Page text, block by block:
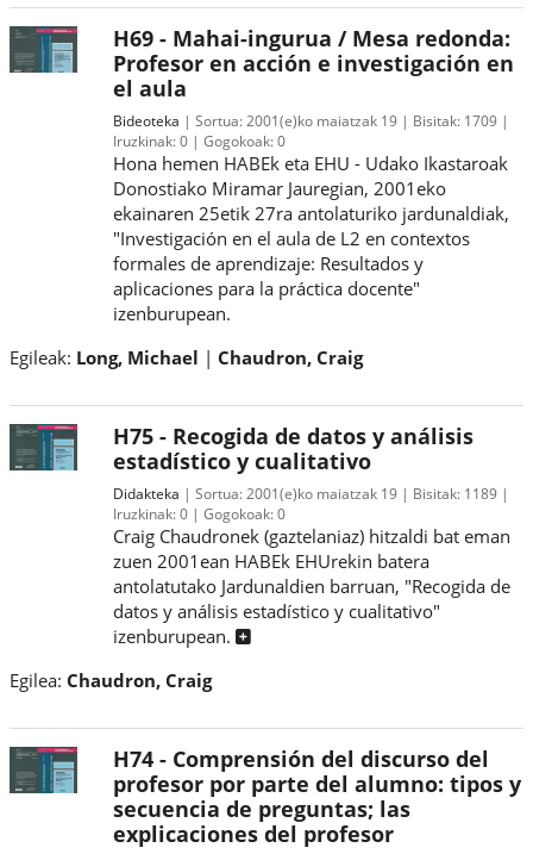
H69 - Mahai-ingurua / Mesa redonda:
Profesor en acción e investigación en
el aula
Bideoteka Sortua: 2001(e)ko maiatzak 19 Bisitak: 1709
Iruzkinak:0 Gogokoak:0
Hona hemen HABEk eta EHU - Udako Ikastaroak
Donostiako Miramar Jauregian, 2001eko
ekainaren 25etik 27ra antolaturiko jardunaldiak,
"Investigación en el aula de L2 en contextos
formales de aprendizaje: Resultados y
aplicaciones para la práctica docente"
izenburupean.
Egileak: Long, Michael Chaudron, Craig
H75 - Recogida de datos y análisis
estadístico y cualitativo
Didakteka Sortua: 2001(e)ko maiatzak 19 Bisitak: 1189
Iruzkinak:0 Gogokoak:0
Craig Chaudronek (gaztelaniaz) hitzaldi bat eman
zuen 2001ean HABEk EHUrekin batera
antolatutako Jardunaldien barruan, "Recogida de
datos y análisis estadístico y cualitativo"
izenburupean.
Egilea: Chaudron, Craig
H74 - Comprensión del discurso del
profesor por parte del alumno: tipos y
secuencia de preguntas; las
explicaciones del profesor